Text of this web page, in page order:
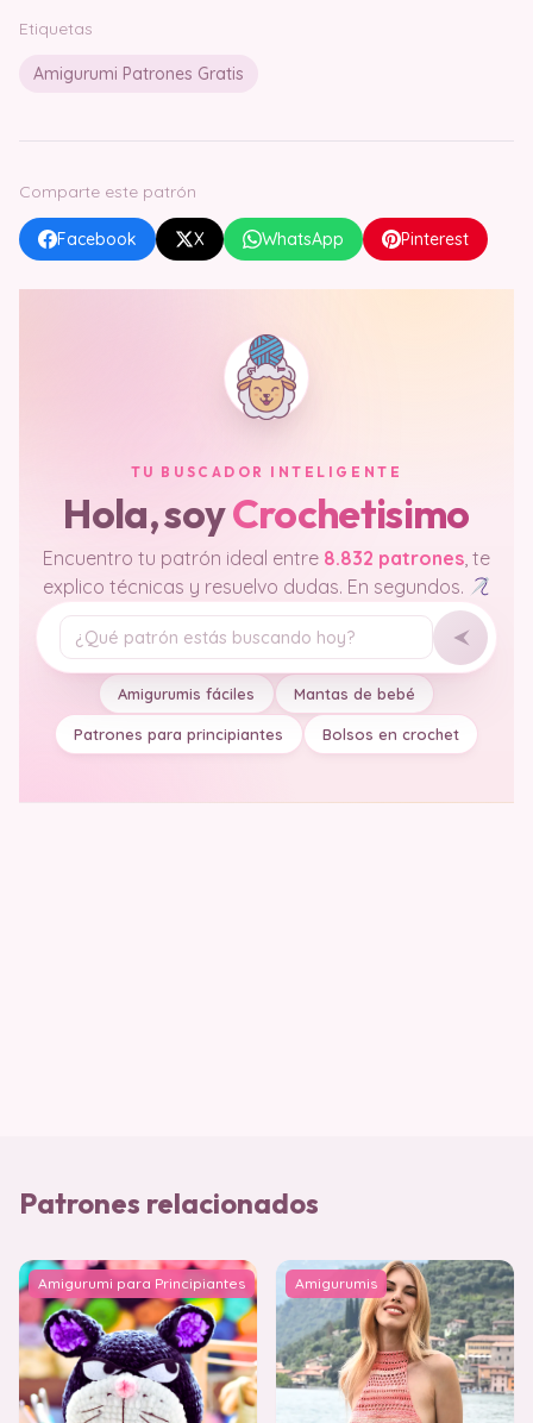
Etiquetas
Amigurumi Patrones Gratis
Comparte este patrón
Facebook X WhatsApp Pinterest
TU BUSCADOR INTELIGENTE
Hola, soyCrochetisimo
Encuentro tu patrón ideal entre 8.832 patrones, te
explico técnicas y resuelvo dudas. En segundos.
Tu pregunta
Amigurumis fáciles Mantas de bebé
Patrones para principiantes Bolsos en crochet
Patrones relacionados
Amigurumi para Principiantes Amigurumis